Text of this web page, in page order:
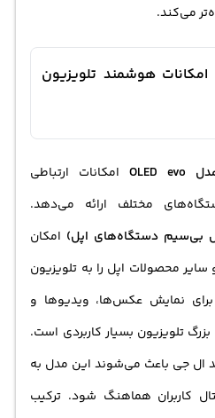
می‌کند.
هوشمند تلویزیون
امکانات ارتباطی
مختلف ارائه می‌دهد.
امکان
سایر محصولات اپل را به تلویزیون
نمایش عکس‌ها، ویدیوها و
تلویزیون بسیار کاربردی است.
ال جی باعث می‌شوند این مدل به
کاربران هماهنگ شود. ترکیب